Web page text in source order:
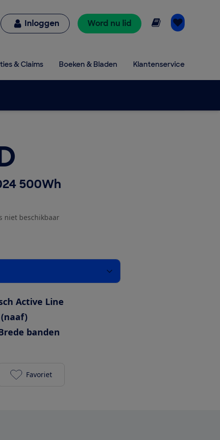
Inloggen Word nu lid Online lezen
& Claims Boeken & Bladen Klantenservice
500Wh
niet beschikbaar
Active Line
banden
Dutch ID Wave 40 2023/2024 500Wh toevoegen
Favoriet